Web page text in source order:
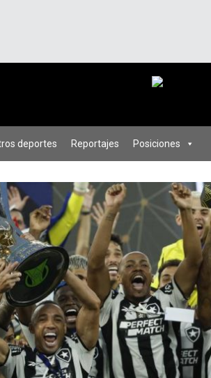
deportes Reportajes Posiciones